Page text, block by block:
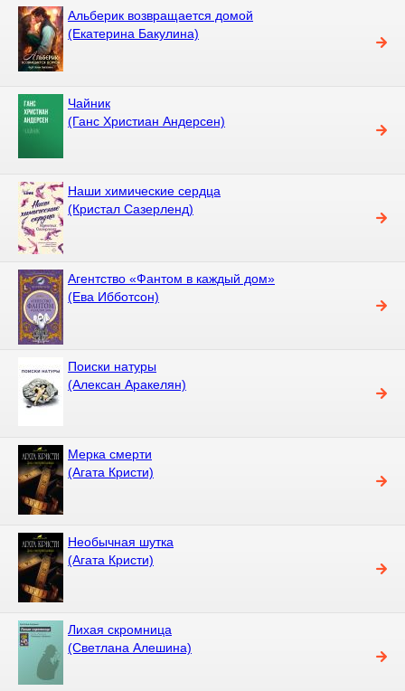
Альберик возвращается домой
(Екатерина Бакулина)
Чайник
(Ганс Христиан Андерсен)
Наши химические сердца
(Кристал Сазерленд)
Агентство «Фантом в каждый дом»
(Ева Ибботсон)
Поиски натуры
(Алексан Аракелян)
Мерка смерти
(Агата Кристи)
Необычная шутка
(Агата Кристи)
Лихая скромница
(Светлана Алешина)